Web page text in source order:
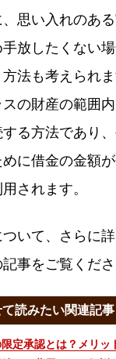
思い入れのあ
放したくない
法も考えられ
スの財産の範囲
る方法であり
に借金の金額
されます。
いて、さらに
事をご覧くださ
読みたい関連記事
定承認とは？メリッ